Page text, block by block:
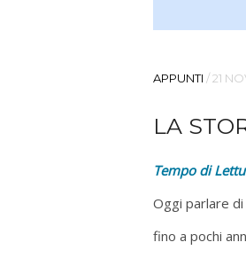
APPUNTI /21
LA
Tempo di
Oggi parlare
fino a pochi